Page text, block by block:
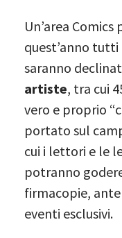
Un’area
quest’anno
saranno
artiste, tra cui
vero e proprio
portato sul
cui i lettori e le
potranno
firmacopie,
eventi esclusivi.